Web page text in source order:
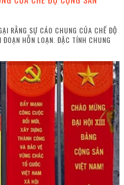
RẰNG SỰ CÁO CHUNG CỦA CHẾ ĐỘ
HỖN LOẠN. ĐẶC TÍNH CHUNG